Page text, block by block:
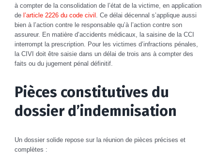
à compter de la consolidation de l’état de la victime, en application
de l’article 2226 du code civil
. Ce délai décennal s’applique aussi
bien à l’action contre le responsable qu’à l’action contre son
assureur. En matière d’accidents médicaux, la saisine de la CCI
interrompt la prescription. Pour les victimes d’infractions pénales,
la CIVI doit être saisie dans un délai de trois ans à compter des
faits ou du jugement pénal définitif.
Pièces constitutives du
dossier d’indemnisation
Un dossier solide repose sur la réunion de pièces précises et
complètes :